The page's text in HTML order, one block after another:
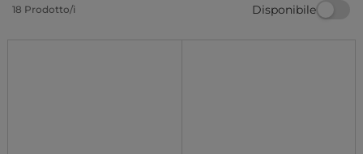
18 Prodotto/i Disponibile